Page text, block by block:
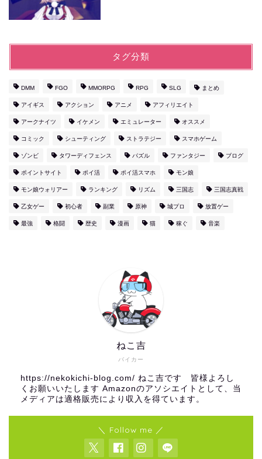
タグ分類
DMM FGO MMORPG RPG SLG まとめ
アイギス アクション アニメ アフィリエイト
アークナイツ イケメン エミュレーター オススメ
コミック シューティング ストラテジー スマホゲーム
ゾンビ タワーディフェンス パズル ファンタジー ブログ
ポイントサイト ポイ活 ポイ活スマホ モン娘
モン娘ウォリアー ランキング リズム 三国志 三国志真戦
乙女ゲー 初心者 副業 原神 城プロ 放置ゲー
最強 格闘 歴史 漫画 猫 稼ぐ 音楽
バイカー
ねこ吉
https://nekokichi-blog.com/ ねこ吉です 皆様よろし
くお願いいたします Amazonのアソシエイトとして、当
メディアは適格販売により収入を得ています。
＼ Follow me ／